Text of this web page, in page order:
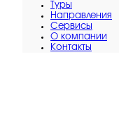
Туры
Направления
Сервисы
O компании
Контакты